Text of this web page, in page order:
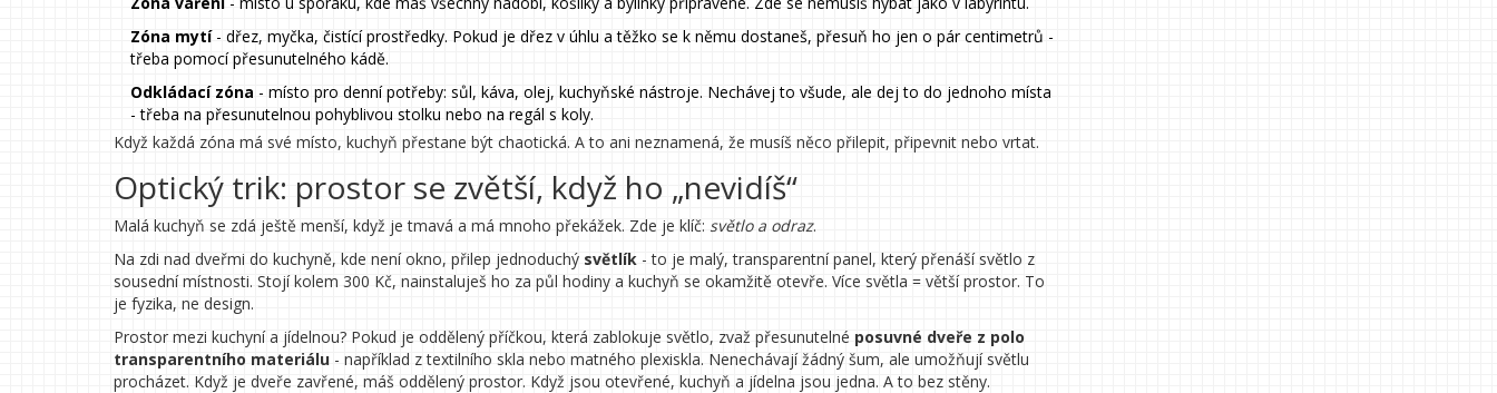
Zóna mytí- dřez, myčka, čistící prostředky. Pokud je dřez v úhlu a těžko se k němu dostaneš, přesuň ho jen o pár centimetrů -
třeba pomocí přesunutelného kádě.
Odkládací zóna - místo pro denní potřeby: sůl, káva, olej, kuchyňské nástroje. Nechávej to všude, ale dej to do jednoho místa
- třeba na přesunutelnou pohyblivou stolku nebo na regál s koly.
Když každá zóna má své místo, kuchyň přestane být chaotická. A to ani neznamená, že musíš něco přilepit, připevnit nebo vrtat.
Optický trik: prostor se zvětší, když ho „nevidíš“
Malá kuchyň se zdá ještě menší, když je tmavá a má mnoho překážek. Zde je klíč: světlo a odraz.
Na zdi nad dveřmi do kuchyně, kde není okno, přilep jednoduchý světlík - to je malý, transparentní panel, který přenáší světlo z
sousední místnosti. Stojí kolem 300 Kč, nainstaluješ ho za půl hodiny a kuchyň se okamžitě otevře. Více světla = větší prostor. To
je fyzika, ne design.
Prostor mezi kuchyní a jídelnou? Pokud je oddělený příčkou, která zablokuje světlo, zvaž přesunutelné posuvné dveře z polo
transparentního materiálu - například z textilního skla nebo matného plexiskla. Nenechávají žádný šum, ale umožňují světlu
procházet. Když je dveře zavřené, máš oddělený prostor. Když jsou otevřené, kuchyň a jídelna jsou jedna. A to bez stěny.